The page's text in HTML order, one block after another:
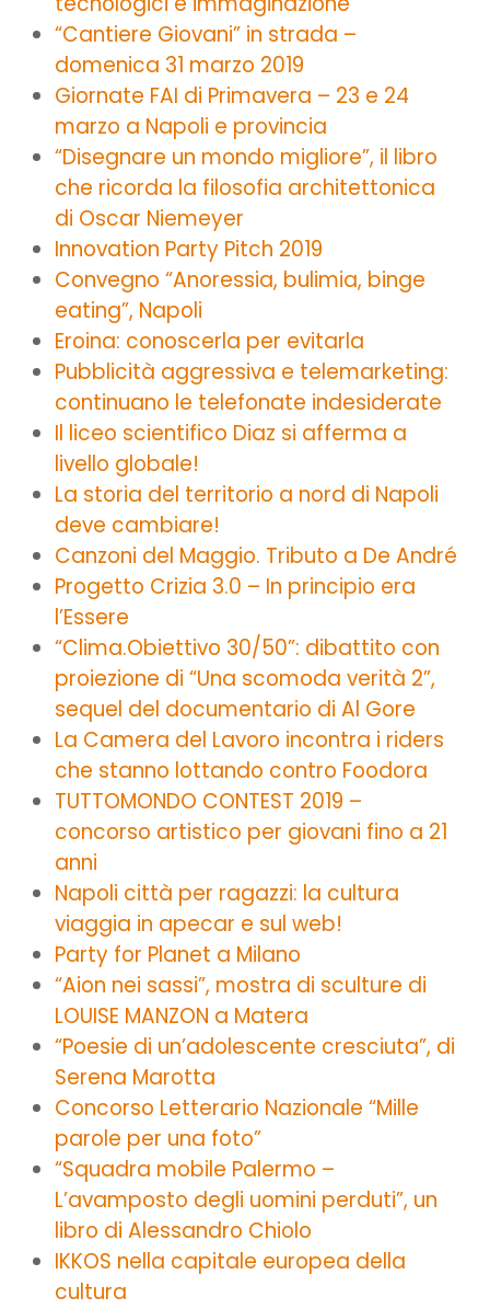
“Cantiere Giovani” in strada –
domenica 31 marzo 2019
Giornate FAI di Primavera – 23 e 24
marzo a Napoli e provincia
“Disegnare un mondo migliore”, il libro
che ricorda la filosofia architettonica
di Oscar Niemeyer
Innovation Party Pitch 2019
Convegno “Anoressia, bulimia, binge
eating”, Napoli
Eroina: conoscerla per evitarla
Pubblicità aggressiva e telemarketing:
continuano le telefonate indesiderate
Il liceo scientifico Diaz si afferma a
livello globale!
La storia del territorio a nord di Napoli
deve cambiare!
Canzoni del Maggio. Tributo a De André
Progetto Crizia 3.0 – In principio era
l’Essere
“Clima.Obiettivo 30/50”: dibattito con
proiezione di “Una scomoda verità 2”,
sequel del documentario di Al Gore
La Camera del Lavoro incontra i riders
che stanno lottando contro Foodora
TUTTOMONDO CONTEST 2019 –
concorso artistico per giovani fino a 21
anni
Napoli città per ragazzi: la cultura
viaggia in apecar e sul web!
Party for Planet a Milano
“Aion nei sassi”, mostra di sculture di
LOUISE MANZON a Matera
“Poesie di un’adolescente cresciuta”, di
Serena Marotta
Concorso Letterario Nazionale “Mille
parole per una foto”
“Squadra mobile Palermo –
L’avamposto degli uomini perduti”, un
libro di Alessandro Chiolo
IKKOS nella capitale europea della
cultura